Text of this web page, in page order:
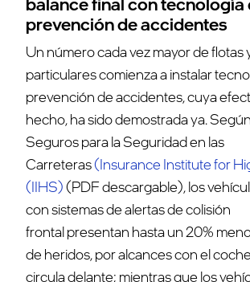
prevención de accidentes
Un número cada vez mayor de
particulares comienza a instalar
prevención de accidentes, cuya
hecho, ha sido demostrada ya.
Seguros para la Seguridad en las
Carreteras(Insurance Institute for
(IIHS)(PDF descargable), los
con sistemas de alertas de colisión
frontal presentan hasta un 20%
de heridos, por alcances con el
circula delante; mientras que los